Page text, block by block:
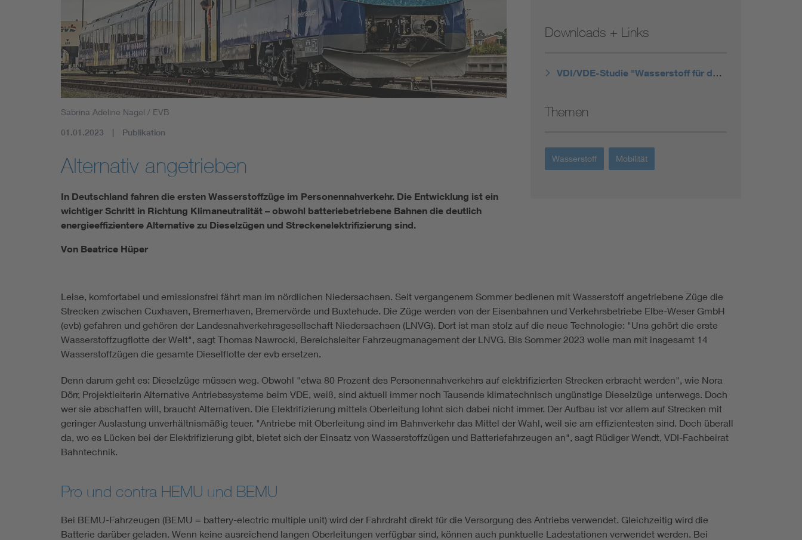
Sabrina Adeline Nagel / EVB
01.01.2023 Publikation
Alternativ angetrieben
In Deutschland fahren die ersten Wasserstoffzüge im Personennahverkehr. Die Entwicklung ist ein
wichtiger Schritt in Richtung Klimaneutralität – obwohl batteriebetriebene Bahnen die deutlich
energieeffizientere Alternative zu Dieselzügen und Streckenelektrifizierung sind.
Von Beatrice Hüper
Downloads + Links
VDI/VDE-Studie "Wasserstoff für den Schienenverkehr"
Themen
Wasserstoff Mobilität
Leise, komfortabel und emissionsfrei fährt man im nördlichen Niedersachsen. Seit vergangenem Sommer bedienen mit Wasserstoff angetriebene Züge die
Strecken zwischen Cuxhaven, Bremerhaven, Bremervörde und Buxtehude. Die Züge werden von der Eisenbahnen und Verkehrsbetriebe Elbe-Weser GmbH
(evb) gefahren und gehören der Landesnahverkehrsgesellschaft Niedersachsen (LNVG). Dort ist man stolz auf die neue Technologie: "Uns gehört die erste
Wasserstoffzugflotte der Welt", sagt Thomas Nawrocki, Bereichsleiter Fahrzeugmanagement der LNVG. Bis Sommer 2023 wolle man mit insgesamt 14
Wasserstoffzügen die gesamte Dieselflotte der evb ersetzen.
Denn darum geht es: Dieselzüge müssen weg. Obwohl "etwa 80 Prozent des Personennahverkehrs auf elektrifizierten Strecken erbracht werden", wie Nora
Dörr, Projektleiterin Alternative Antriebssysteme beim VDE, weiß, sind aktuell immer noch Tausende klimatechnisch ungünstige Dieselzüge unterwegs. Doch
wer sie abschaffen will, braucht Alternativen. Die Elektrifizierung mittels Oberleitung lohnt sich dabei nicht immer. Der Aufbau ist vor allem auf Strecken mit
geringer Auslastung unverhältnismäßig teuer. "Antriebe mit Oberleitung sind im Bahnverkehr das Mittel der Wahl, weil sie am effizientesten sind. Doch überall
da, wo es Lücken bei der Elektrifizierung gibt, bietet sich der Einsatz von Wasserstoffzügen und Batteriefahrzeugen an", sagt Rüdiger Wendt, VDI-Fachbeirat
Bahntechnik.
Pro und contra HEMU und BEMU
Bei BEMU-Fahrzeugen (BEMU = battery-electric multiple unit) wird der Fahrdraht direkt für die Versorgung des Antriebs verwendet. Gleichzeitig wird die
Batterie darüber geladen. Wenn keine ausreichend langen Oberleitungen verfügbar sind, können auch punktuelle Ladestationen verwendet werden. Bei